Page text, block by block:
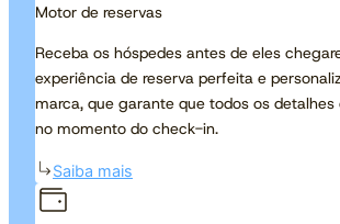
Motor de reservas
Receba os hóspedes antes de eles
experiência de reserva perfeita e
marca, que garante que todos os
no momento do check-in.
Saiba mais